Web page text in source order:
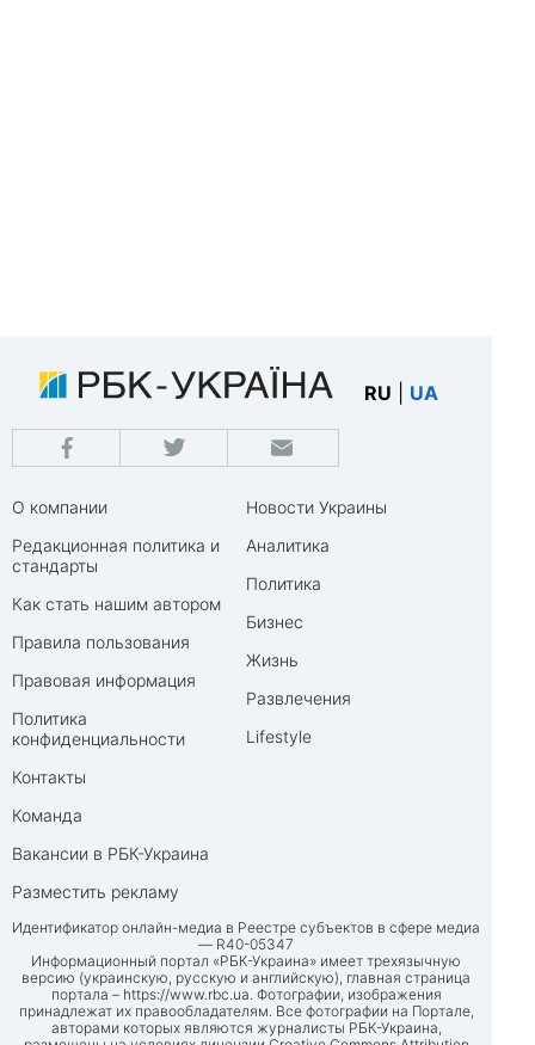
RU UA
О компании
Редакционная политика и
стандарты
Как стать нашим автором
Правила пользования
Правовая информация
Политика
конфиденциальности
Контакты
Команда
Вакансии в РБК-Украина
Разместить рекламу
Новости Украины
Аналитика
Политика
Бизнес
Жизнь
Развлечения
Lifestyle
Идентификатор онлайн-медиа в Реестре субъектов в сфере медиа
— R40-05347
Информационный портал «РБК-Украина» имеет трехязычную
версию (украинскую, русскую и английскую), главная страница
портала – https://www.rbc.ua. Фотографии, изображения
принадлежат их правообладателям. Все фотографии на Портале,
авторами которых являются журналисты РБК-Украина,